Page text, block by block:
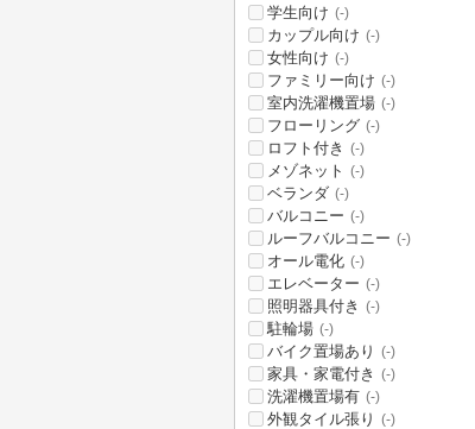
学生向け (-)
カップル向け (-)
女性向け (-)
ファミリー向け (-)
室内洗濯機置場 (-)
フローリング (-)
ロフト付き (-)
メゾネット (-)
ベランダ (-)
バルコニー (-)
ルーフバルコニー (-)
オール電化 (-)
エレベーター (-)
照明器具付き (-)
駐輪場 (-)
バイク置場あり (-)
家具・家電付き (-)
洗濯機置場有 (-)
外観タイル張り (-)